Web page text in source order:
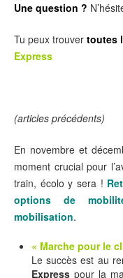
Une question ?
Tu peux trouver toutes
Express
(articles précédents)
En novembre et
moment crucial pour
train, écolo y sera !
options de
mobilisation.
« Marche pour le
Le succès est au
Express pour la